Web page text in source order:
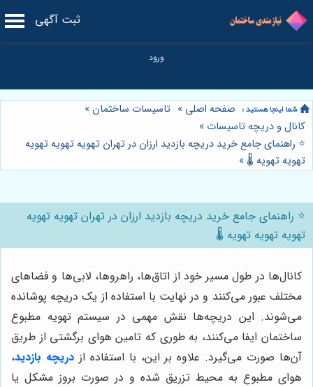
ثبت آگهی
صفحه اصلی » تاسیسات ساختمان »
کانال و دریچه تاسیسات »
⭐️ راهنمای جامع خرید دریچه بازدید ارزان در تهران تهویه تهویه تهویه
تهویه تهویه 🌡️ »
⭐️ راهنمای جامع خرید دریچه بازدید ارزان در تهران تهویه تهویه
تهویه تهویه تهویه 🌡️
کانال‌ها در طول مسیر خود از اتاق‌ها، راهروها، لابی‌ها و فضاهای
مختلف عبور می‌کنند و در نهایت با استفاده از یک دریچه پوشانده
می‌شوند. این دریچه‌ها نقش مهمی در سیستم تهویه مطبوع
ساختمان ایفا می‌کنند، به طوری که تامین هوای برگشتی از طریق
آن‌ها صورت می‌گیرد. علاوه بر این، با استفاده ازدریچه بازدید،
هوای مطبوع به محیط تزریق شده و در صورت بروز مشکل یا